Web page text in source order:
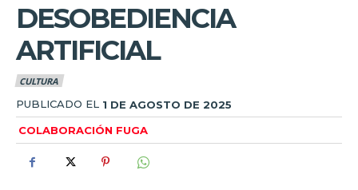
DESOBEDIENCIA
ARTIFICIAL
CULTURA
PUBLICADO EL 1 DE AGOSTO DE 2025
COLABORACIÓN FUGA